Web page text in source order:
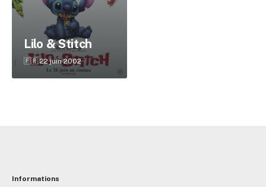
Lilo & Stitch
🇫🇷 22 juin 2002
Informations
✕